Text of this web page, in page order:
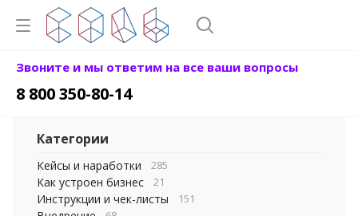
Звоните и мы ответим на все ваши вопросы
8 800 350-80-14
Категории
Кейсы и наработки 285
Как устроен бизнес 21
Инструкции и чек-листы 151